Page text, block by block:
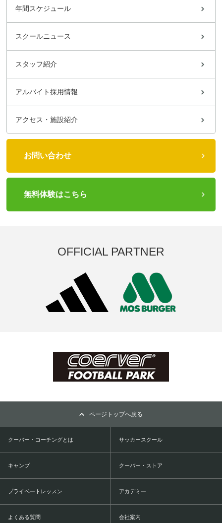
年間スケジュール
スクールニュース
スタッフ紹介
アルバイト採用情報
アクセス・施設紹介
お問い合わせ
無料体験はこちら
OFFICIAL PARTNER
ページトップへ戻る
クーバー・コーチングとは サッカースクール
キャンプ クーバー・ストア
プライベートレッスン アカデミー
よくある質問 会社案内